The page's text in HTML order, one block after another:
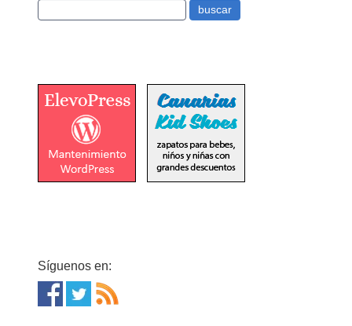
Síguenos en: